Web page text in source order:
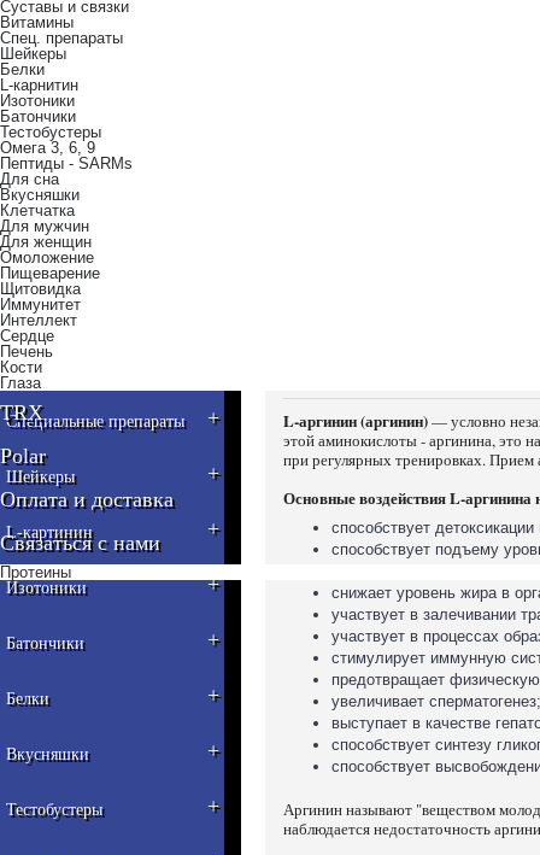
Суставы и связки
Витамины
Спец. препараты
Шейкеры
Белки
L-карнитин
Изотоники
Батончики
Тестобустеры
Омега 3, 6, 9
Пептиды - SARMs
Для сна
Вкусняшки
Клетчатка
Для мужчин
Для женщин
Омоложение
Пищеварение
Щитовидка
Иммунитет
Интеллект
Сердце
Печень
Кости
Глаза
TRX
Polar
Оплата и доставка
Связаться с нами
Протеины
Аминокислоты
Креатин
Предтренировочные
комплексы
Энергетики
Жиросжигатели
Суставы и связки
Витаминно-минеральные
комплексы
Специальные препараты +
Шейкеры +
L-картинин +
Изотоники +
Батончики +
Белки +
Вкусняшки +
Тестобустеры +
L-аргинин (аргинин)— условно
этой аминокислоты - аргинина, это
при регулярных тренировках. Прием
Основные воздействия L-аргинина
способствует
способствует подъему
снижает уровень жира в
участвует в залечивании
участвует в процессах
стимулирует иммунную
предотвращает
увеличивает сперматогенез;
выступает в качестве
способствует синтезу
способствует
Аргинин называют "веществом
наблюдается недостаточность